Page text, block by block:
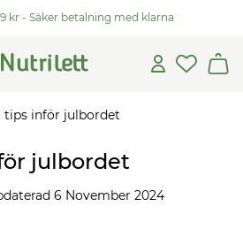
kr - Säker betalning med klarna
tips inför julbordet
julbordet
6 November 2024